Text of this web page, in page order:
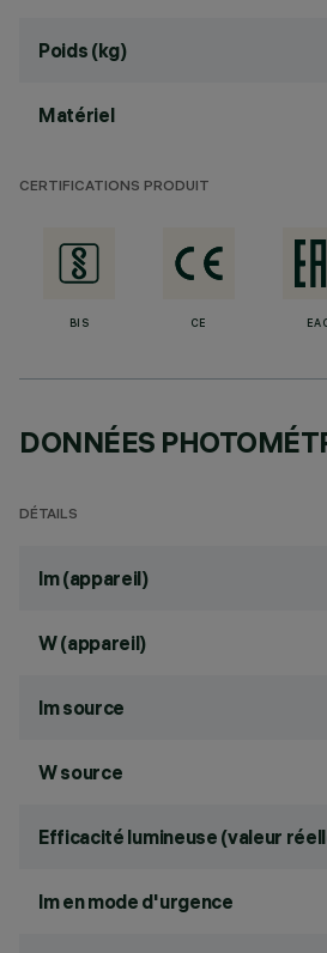
Poids (kg)
Matériel
CERTIFICATIONS PRODUIT
BIS CE
DONNÉES
DÉTAILS
lm (appareil)
W (appareil)
lm source
W source
Efficacité lumineuse (valeur
lm en mode d'urgence